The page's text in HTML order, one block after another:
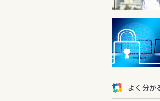
よく分か